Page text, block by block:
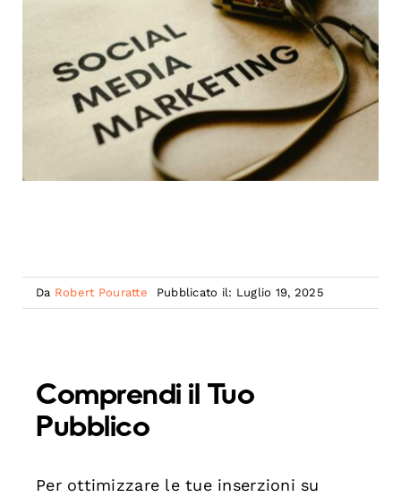
Da Robert Pouratte Pubblicato il: Luglio 19, 2025
Comprendi il Tuo
Pubblico
Per ottimizzare le tue inserzioni su